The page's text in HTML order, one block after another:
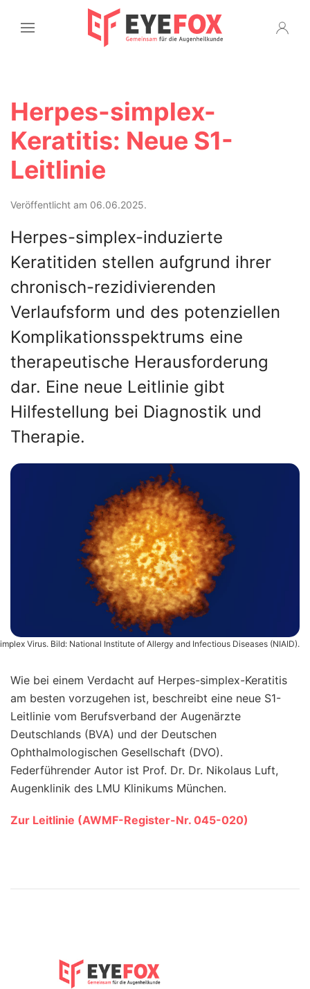
Herpes-simplex-
Keratitis: Neue S1-
Leitlinie
Veröffentlicht am 06.06.2025.
Herpes-simplex-induzierte
Keratitiden stellen aufgrund ihrer
chronisch-rezidivierenden
Verlaufsform und des potenziellen
Komplikationsspektrums eine
therapeutische Herausforderung
dar. Eine neue Leitlinie gibt
Hilfestellung bei Diagnostik und
Therapie.
Virus. Bild: National Institute of Allergy and Infectious Diseases (NIAID).
Wie bei einem Verdacht auf Herpes-simplex-Keratitis
am besten vorzugehen ist, beschreibt eine neue S1-
Leitlinie vom Berufsverband der Augenärzte
Deutschlands (BVA) und der Deutschen
Ophthalmologischen Gesellschaft (DVO).
Federführender Autor ist Prof. Dr. Dr. Nikolaus Luft,
Augenklinik des LMU Klinikums München.
Zur Leitlinie (AWMF-Register-Nr. 045-020)